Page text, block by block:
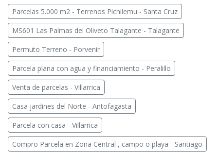
Parcelas 5.000 m2 - Terrenos Pichilemu - Santa Cruz
MS601 Las Palmas del Oliveto Talagante - Talagante
Permuto Terreno - Porvenir
Parcela plana con agua y financiamiento - Peralillo
Venta de parcelas - Villarrica
Casa jardines del Norte - Antofagasta
Parcela con casa - Villarrica
Compro Parcela en Zona Central , campo o playa - Santiago